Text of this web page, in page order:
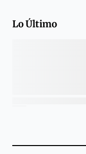
Lo Último